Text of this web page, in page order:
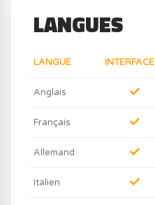
LANGUES
LANGUE INTERFACE
Anglais
Français
Allemand
Italien